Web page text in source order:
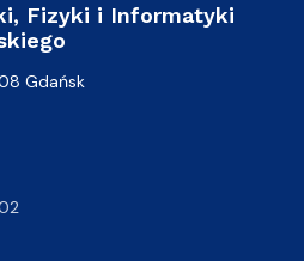
Fizyki i Informatyki
Gdańsk